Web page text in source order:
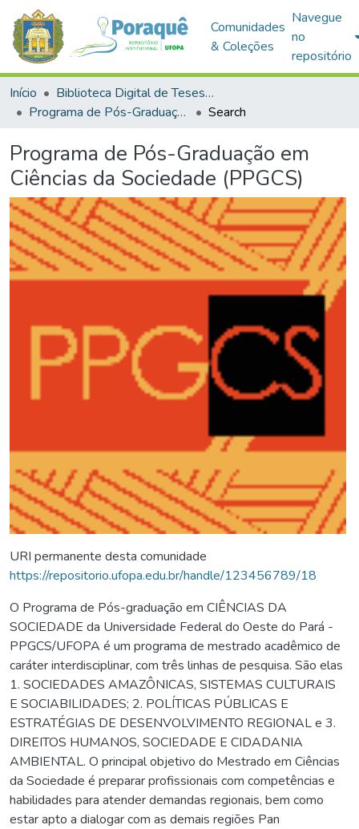
Comunidades
& Coleções
Navegue
no
repositório
Início
Biblioteca Digital de Teses e Dissertações (BDTD)
Programa de Pós-Graduação em Ciências da Sociedade (PPGCS)
Search
Programa de Pós-Graduação em
Ciências da Sociedade (PPGCS)
URI permanente desta comunidade
https://repositorio.ufopa.edu.br/handle/123456789/18
O Programa de Pós-graduação em CIÊNCIAS DA
SOCIEDADE da Universidade Federal do Oeste do Pará -
PPGCS/UFOPA é um programa de mestrado acadêmico de
caráter interdisciplinar, com três linhas de pesquisa. São elas
1. SOCIEDADES AMAZÔNICAS, SISTEMAS CULTURAIS
E SOCIABILIDADES; 2. POLÍTICAS PÚBLICAS E
ESTRATÉGIAS DE DESENVOLVIMENTO REGIONAL e 3.
DIREITOS HUMANOS, SOCIEDADE E CIDADANIA
AMBIENTAL. O principal objetivo do Mestrado em Ciências
da Sociedade é preparar profissionais com competências e
habilidades para atender demandas regionais, bem como
estar apto a dialogar com as demais regiões Pan